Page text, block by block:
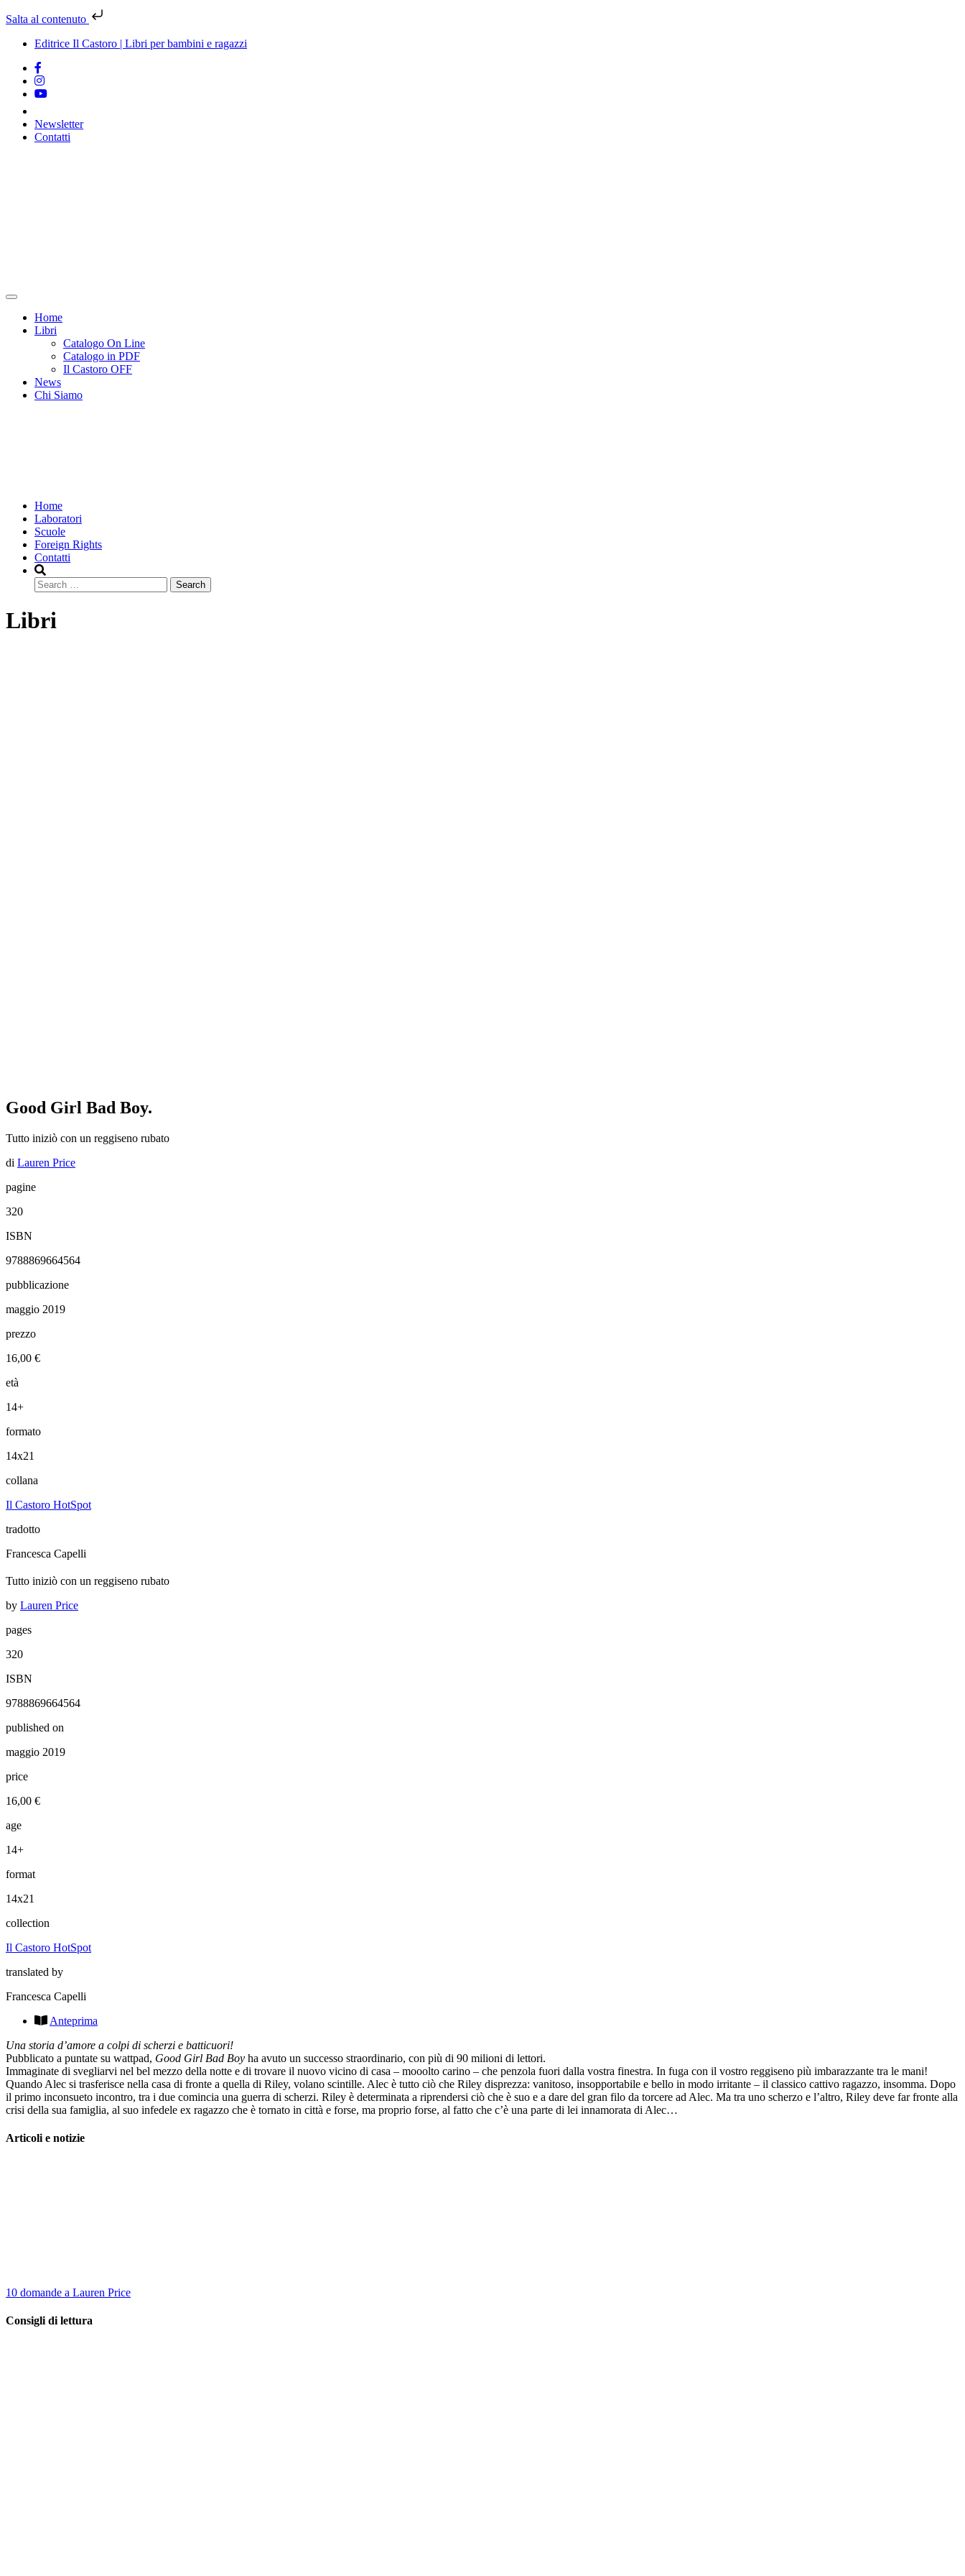
Salta al contenuto
Editrice Il Castoro | Libri per bambini e ragazzi
Newsletter
Contatti
Home
Libri
Catalogo On Line
Catalogo in PDF
Il Castoro OFF
News
Chi Siamo
Home
Laboratori
Scuole
Foreign Rights
Contatti
Search
Libri
Good Girl Bad Boy.
Tutto iniziò con un reggiseno rubato
di Lauren Price
pagine
320
ISBN
9788869664564
pubblicazione
maggio 2019
prezzo
16,00 €
età
14+
formato
14x21
collana
Il Castoro HotSpot
tradotto
Francesca Capelli
Tutto iniziò con un reggiseno rubato
by Lauren Price
pages
320
ISBN
9788869664564
published on
maggio 2019
price
16,00 €
age
14+
format
14x21
collection
Il Castoro HotSpot
translated by
Francesca Capelli
Anteprima
Una storia d’amore a colpi di scherzi e batticuori!
Pubblicato a puntate su wattpad, Good Girl Bad Boy ha avuto un successo straordinario, con più di 90 milioni di lettori.
Immaginate di svegliarvi nel bel mezzo della notte e di trovare il nuovo vicino di casa – mooolto carino – che penzola fuori dalla vostra finestra. In fuga con il vostro reggiseno più imbarazzante tra le mani!
Quando Alec si trasferisce nella casa di fronte a quella di Riley, volano scintille. Alec è tutto ciò che Riley disprezza: vanitoso, insopportabile e bello in modo irritante – il classico cattivo ragazzo, insomma. Dopo
il primo inconsueto incontro, tra i due comincia una guerra di scherzi. Riley è determinata a riprendersi ciò che è suo e a dare del gran filo da torcere ad Alec. Ma tra uno scherzo e l’altro, Riley deve far fronte alla
crisi della sua famiglia, al suo infedele ex ragazzo che è tornato in città e forse, ma proprio forse, al fatto che c’è una parte di lei innamorata di Alec…
Articoli e notizie
10 domande a Lauren Price
Consigli di lettura